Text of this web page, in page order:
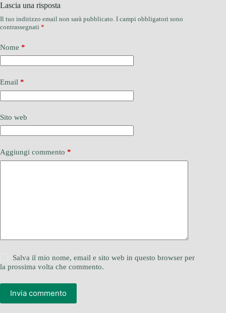
Lascia una risposta
Il tuo indirizzo email non sarà pubblicato. I campi obbligatori sono
contrassegnati *
Nome *
Email *
Sito web
Aggiungi commento *
Salva il mio nome, email e sito web in questo browser per
la prossima volta che commento.
Invia commento